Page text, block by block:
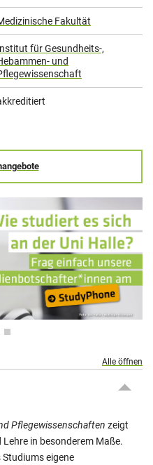
Fakultät
für Gesundheits-,
und
Alle öffnen
Pflegewissenschaften zeigt
in besonderem Maße.
eigene